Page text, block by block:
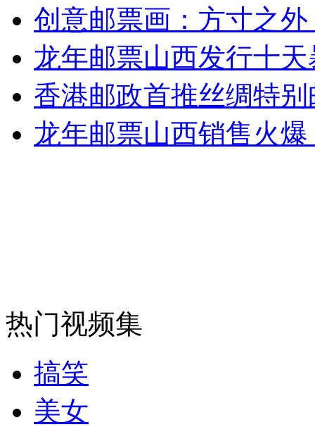
无痛分娩是否安全 医生回应
外交部：反对强权政治霸凌主义
外交部：有关国家言论片面不公正
纽约上演“枕头大战”
创意邮票画：方寸之
龙年邮票山西发行十
香港邮政首推丝绸特
龙年邮票山西销售火
热门视频集
搞笑
美女